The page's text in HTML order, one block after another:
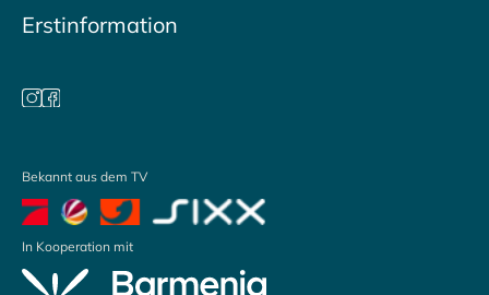
Erstinformation
Bekannt aus dem TV
In Kooperation mit